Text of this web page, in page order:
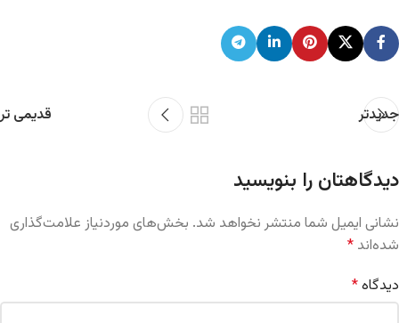
جدیدتر قدیمی تر
دیدگاهتان را بنویسید
نشانی ایمیل شما منتشر نخواهد شد. بخش‌های موردنیاز علامت‌گذاری
شده‌اند *
دیدگاه*